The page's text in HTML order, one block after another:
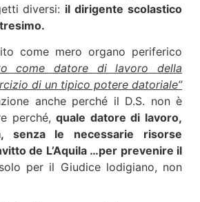
diversi: il dirigente scolastico
come mero organo periferico
come datore di lavoro della
di un tipico potere datoriale”
anche perché il D.S. non è
perché,quale datore di lavoro,
senza le necessarie risorse
de L’Aquila …per prevenire il
per il Giudice lodigiano, non